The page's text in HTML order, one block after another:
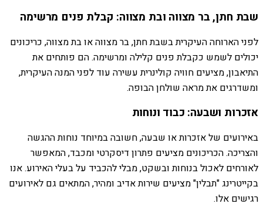
שבת חתן, בר מצווה ובת מצווה: קבלת פנים מרשימה
לפני הארוחה העיקרית בשבת חתן, בר מצווה או בת מצווה, כריכונים
יכולים לשמש כקבלת פנים קלילה ומרשימה. הם פותחים את
התיאבון, מציעים חוויה קולינרית עשירה עוד לפני המנה העיקרית,
ומשדרגים את מראה שולחן הבופה.
אזכרות ושבעה: כבוד ונוחות
באירועים של אזכרות או שבעה, חשובה במיוחד נוחות ההגשה
והצריכה. הכריכונים מציעים פתרון דיסקרטי ומכבד, המאפשר
לאורחים לאכול בנוחות ובשקט, מבלי להכביד על בעלי האירוע. אנו
בקייטרינג "תבלין" מציעים שירות אדיב ומהיר, המתאים גם לאירועים
רגישים אלו.